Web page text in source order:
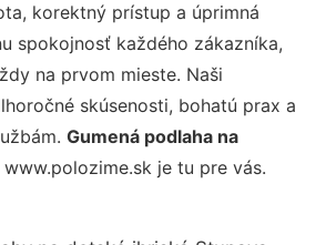
korektný prístup a úprimná
spokojnosť každého zákazníka,
na prvom mieste. Naši
skúsenosti, bohatú prax a
Gumená podlaha na
www.polozime.sk je tu pre vás.